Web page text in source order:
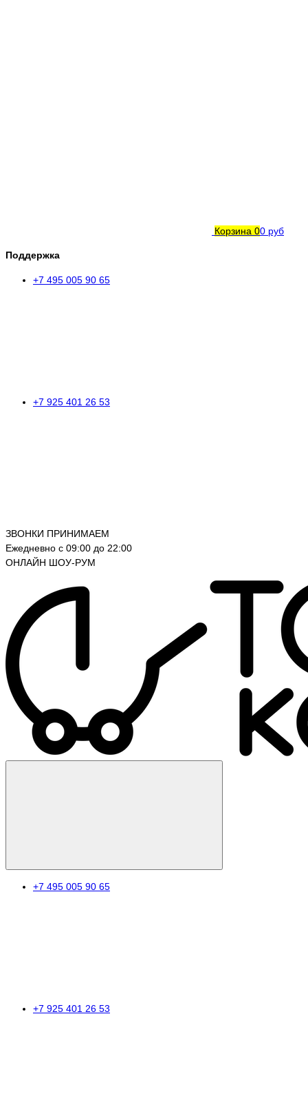
Корзина 00 руб
Поддержка
+7 495 005 90 65
+7 925 401 26 53
ЗВОНКИ ПРИНИМАЕМ
Ежедневно с 09:00 до 22:00
ОНЛАЙН ШОУ-РУМ
+7 495 005 90 65
+7 925 401 26 53